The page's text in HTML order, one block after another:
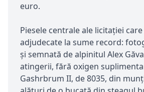
euro.
Piesele centrale ale licitației
adjudecate la sume record:
și semnată de alpinitul Alex
atingerii, fără oxigen
Gashrbrum II, de 8035, din